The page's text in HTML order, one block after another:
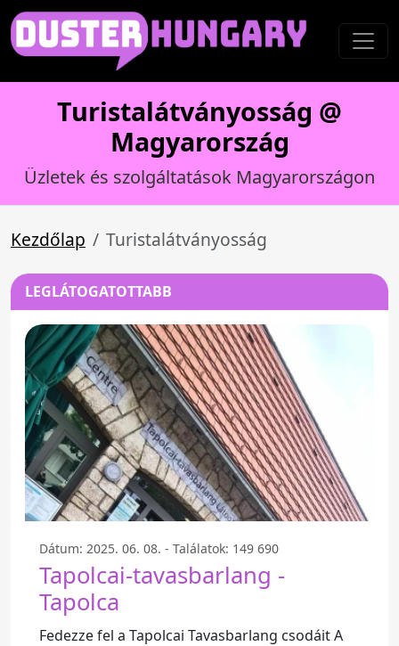
Turistalátványosság @
Magyarország
Üzletek és szolgáltatások Magyarországon
Kezdőlap Turistalátványosság
LEGLÁTOGATOTTABB
Dátum: 2025. 06. 08. - Találatok: 149 690
Tapolcai-tavasbarlang -
Tapolca
Fedezze fel a Tapolcai Tavasbarlang csodáit A